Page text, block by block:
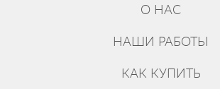
О НАС
НАШИ РАБОТЫ
КАК КУПИТЬ